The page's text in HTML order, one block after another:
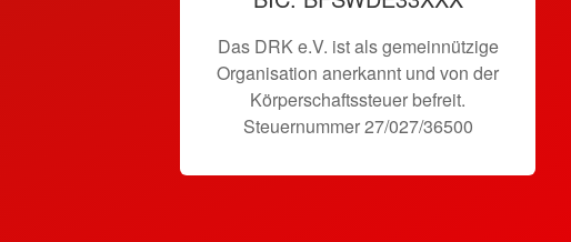
Das DRK e.V. ist als gemeinnützige
Organisation anerkannt und von der
Körperschaftssteuer befreit.
Steuernummer 27/027/36500